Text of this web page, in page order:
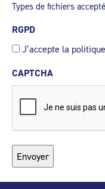
Types de fichiers
RGPD
J’accepte la
CAPTCHA